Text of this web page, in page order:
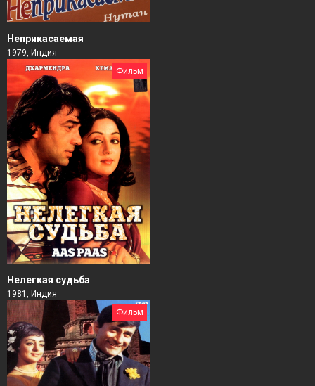
Неприкасаемая
1979, Индия
Фильм
Нелегкая судьба
1981, Индия
Фильм